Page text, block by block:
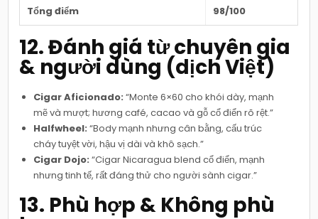
Tổng điểm 98/100
12. Đánh giá từ chuyên gia
& người dùng (dịch Việt)
Cigar Aficionado: “Monte 6×60 cho khói dày, mạnh
mẽ và mượt; hương café, cacao và gỗ cổ điển rõ rệt.”
Halfwheel: “Body mạnh nhưng cân bằng, cấu trúc
cháy tuyệt vời, hậu vị dài và khô sạch.”
Cigar Dojo: “Cigar Nicaragua blend cổ điển, mạnh
nhưng tinh tế, rất đáng thử cho người sành cigar.”
13. Phù hợp & Không phù